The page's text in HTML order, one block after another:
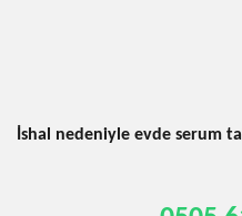
İshal nedeniyle evde serum